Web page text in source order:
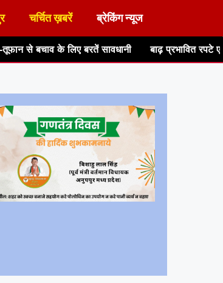
चर्चित ख़बरें ब्रेकिंग न्यूज
सावधानी बाढ़ प्रभावित रपटे एवं पुल-पुलिया पार